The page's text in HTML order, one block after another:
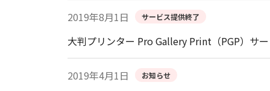
2019年8月1日 サービス提供終了
大判プリンター Pro Gallery Print（PGP）サ
2019年4月1日 お知らせ